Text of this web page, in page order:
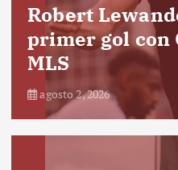
Robert
primer gol con
MLS
agosto 2, 2026